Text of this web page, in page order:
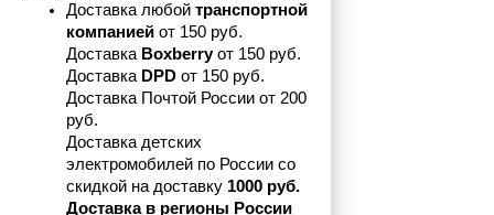
Доставка любой транспортной
компанией от 150 руб.
Доставка Boxberry от 150 руб.
Доставка DPD от 150 руб.
Доставка Почтой России от 200
руб.
Доставка детских
электромобилей по России со
скидкой на доставку 1000 руб.
Доставка в регионы России